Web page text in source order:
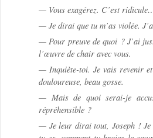
— Vous exagérez. C’est
— Je dirai que tu m’as violée.
— Pour preuve de quoi ? J’ai
l’œuvre de chair avec vous.
— Inquiète-toi. Je vais revenir
douloureuse, beau gosse.
— Mais de quoi serai-je
répréhensible ?
— Je leur dirai tout, Joseph !